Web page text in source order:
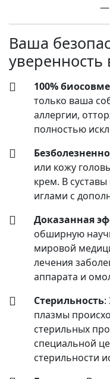
—
Ваша
уверенность
100%
только ваша
аллергии,
полностью
Безболезненно
или кожу
крем. В
иглами с
Доказанная
обширную
мировой
лечения
аппарата и
Стерильность:
плазмы
стерильных
специальной
стерильности